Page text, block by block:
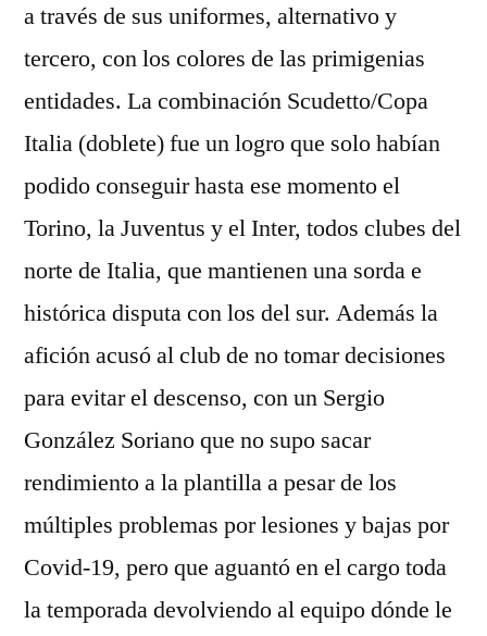
a través de sus uniformes, alternativo y
tercero, con los colores de las primigenias
entidades. La combinación Scudetto/Copa
Italia (doblete) fue un logro que solo habían
podido conseguir hasta ese momento el
Torino, la Juventus y el Inter, todos clubes del
norte de Italia, que mantienen una sorda e
histórica disputa con los del sur. Además la
afición acusó al club de no tomar decisiones
para evitar el descenso, con un Sergio
González Soriano que no supo sacar
rendimiento a la plantilla a pesar de los
múltiples problemas por lesiones y bajas por
Covid-19, pero que aguantó en el cargo toda
la temporada devolviendo al equipo dónde le